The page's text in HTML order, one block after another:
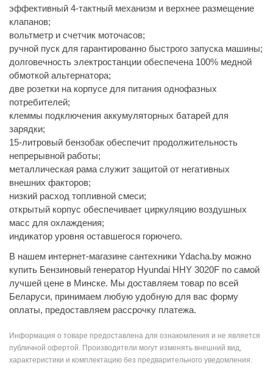
эффективный 4-тактный механизм и верхнее размещение
клапанов;
вольтметр и счетчик моточасов;
ручной пуск для гарантированно быстрого запуска машины;
долговечность электростанции обеспечена 100% медной
обмоткой альтернатора;
две розетки на корпусе для питания однофазных
потребителей;
клеммы подключения аккумуляторных батарей для
зарядки;
15-литровый бензобак обеспечит продолжительность
непрерывной работы;
металлическая рама служит защитой от негативных
внешних факторов;
низкий расход топливной смеси;
открытый корпус обеспечивает циркуляцию воздушных
масс для охлаждения;
индикатор уровня оставшегося горючего.
В нашем интернет-магазине сантехники Ydacha.by можно
купить Бензиновый генератор Hyundai HHY 3020F по самой
лучшей цене в Минске. Мы доставляем товар по всей
Беларуси, принимаем любую удобную для вас форму
оплаты, предоставляем рассрочку платежа.
Информация о товаре предоставлена для ознакомления и не является
публичной офертой. Производители могут изменять внешний вид,
характеристики и комплектацию без предварительного уведомления.